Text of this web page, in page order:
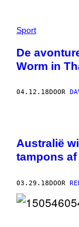
Sport
De
Worm in
04.12.18DOOR
Australië
tampons af
03.29.18DOOR